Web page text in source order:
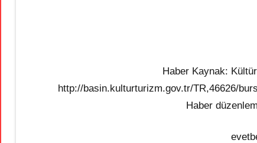
Haber Kaynak:
http://basin.kulturturizm.gov.tr/TR,46626/
Haber